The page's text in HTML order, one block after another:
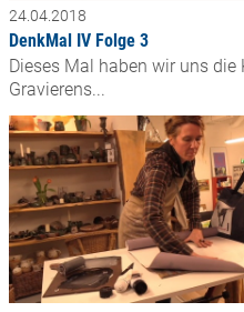
24.04.2018
DenkMal IV Folge 3
Dieses Mal haben wir uns die
Gravierens...